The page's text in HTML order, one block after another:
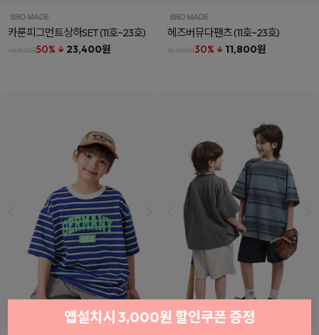
카룬피그먼트상하SET(11호~23호)
46,800원50% ↓ 23,400원
헤즈버뮤다팬츠(11호~23호)
16,800원30% ↓ 11,800원
앱설치시 3,000원 할인쿠폰 증정